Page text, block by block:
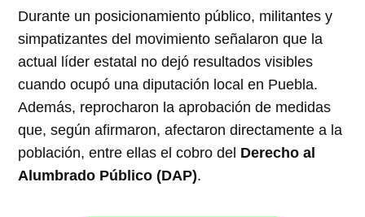
Durante un posicionamiento público, militantes y
simpatizantes del movimiento señalaron que la
actual líder estatal no dejó resultados visibles
cuando ocupó una diputación local en Puebla.
Además, reprocharon la aprobación de medidas
que, según afirmaron, afectaron directamente a la
población, entre ellas el cobro del Derecho al
Alumbrado Público (DAP).